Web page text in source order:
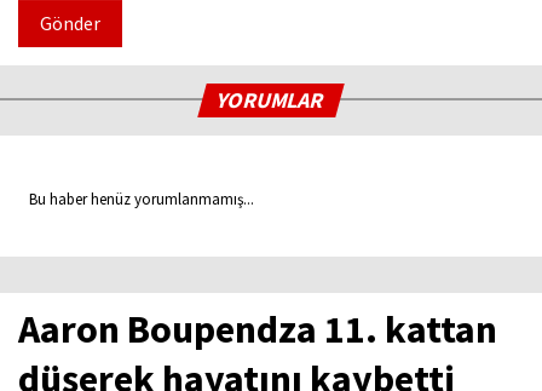
Gönder
YORUMLAR
Bu haber henüz yorumlanmamış...
Aaron Boupendza 11. kattan
düşerek hayatını kaybetti